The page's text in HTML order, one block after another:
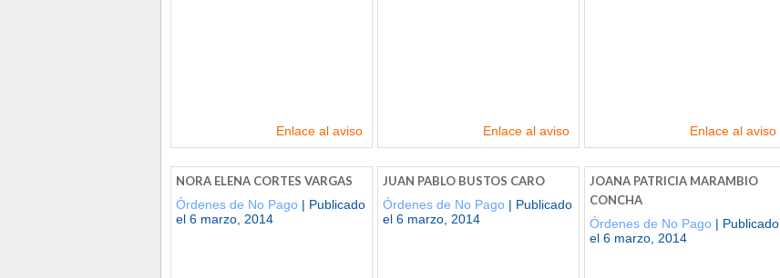
Enlace al aviso Enlace al aviso Enlace al aviso
NORA ELENA CORTES VARGAS
Órdenes de No Pago | Publicado
el 6 marzo, 2014
JUAN PABLO BUSTOS CARO
Órdenes de No Pago | Publicado
el 6 marzo, 2014
JOANA PATRICIA MARAMBIO
CONCHA
Órdenes de No Pago | Publicado
el 6 marzo, 2014